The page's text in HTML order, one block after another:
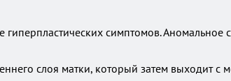
симптомов. Аномальное
слоя матки, который затем выходит с